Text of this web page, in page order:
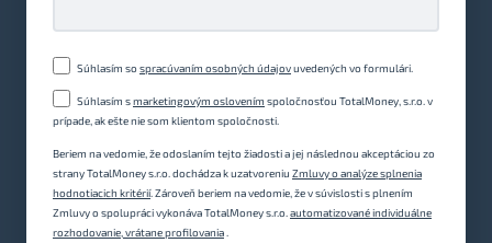
Súhlasím so spracúvaním osobných údajovuvedených vo formulári.
Súhlasím smarketingovým oslovením spoločnosťou TotalMoney, s.r.o. v
prípade, ak ešte nie som klientom spoločnosti.
Beriem na vedomie, že odoslaním tejto žiadosti a jej následnou akceptáciou zo
strany TotalMoney s.r.o. dochádza k uzatvoreniu Zmluvy o analýze splnenia
hodnotiacich kritérií. Zároveň beriem na vedomie, že v súvislosti s plnením
Zmluvy o spolupráci vykonáva TotalMoney s.r.o. automatizované individuálne
rozhodovanie, vrátane profilovania